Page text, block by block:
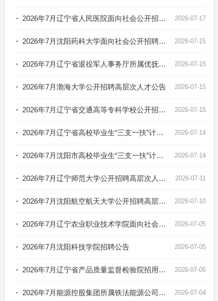
· 2026年7月辽宁省人民医院面向社会公开招聘高层次和急需紧缺工作人员公告 2026-07-17
· 2026年7月沈阳药科大学面向社会公开招聘高层次和急需紧缺人才公告 2026-07-15
· 2026年7月辽宁省退役军人事务厅所属优抚医院面向社会公开招聘高层次和急需紧缺人才公告 2026-07-15
· 2026年7月渤海大学公开招聘高层次人才公告 2026-07-15
· 2026年7月辽宁省交通高等专科学校公开招聘高层次和急需紧缺人才公告 2026-07-15
· 2026年7月辽宁省高校毕业生“三支一扶”计划招募公告 2026-07-14
· 2026年7月沈阳市高校毕业生“三支一扶”计划招募公告 2026-07-14
· 2026年7月辽宁师范大学公开招聘高层次人才公告 2026-07-11
· 2026年7月沈阳航空航天大学公开招聘高层次人才公告 2026-07-10
· 2026年7月辽宁农业职业技术学院面向社会公开招聘高层次和急需紧缺人才公告 2026-07-05
· 2026年7月沈阳科技学院招聘公告 2026-07-05
· 2026年7月辽宁省产品质量监督检验院招用合同制人员公告 2026-07-05
· 2026年7月能源控股集团所属铁法能源公司招聘公告 2026-07-04